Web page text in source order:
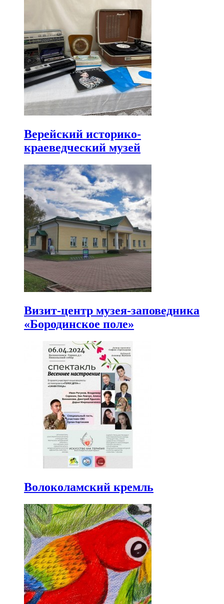
Верейский историко-
краеведческий музей
Визит-центр музея-заповедника
«Бородинское поле»
Волоколамский кремль